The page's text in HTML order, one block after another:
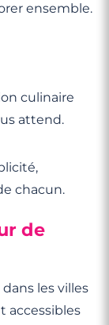
ensemble.
culinaire
attend.
chacun.
de
les villes
accessibles